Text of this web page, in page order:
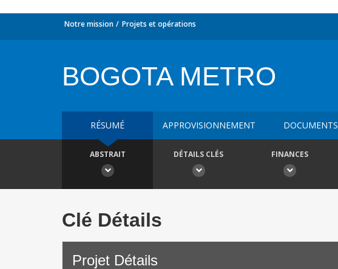
Notre mission Projets et opérations
BOGOTA METRO
RÉSUMÉ APPROVISIONNEMENT DOCUMENTS
ABSTRAIT DÉTAILS CLÉS FINANCES
Clé Détails
Projet Détails